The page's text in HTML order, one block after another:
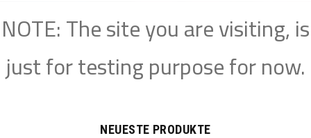
NOTE: The site you are visiting, is
just for testing purpose for now.
NEUESTE PRODUKTE